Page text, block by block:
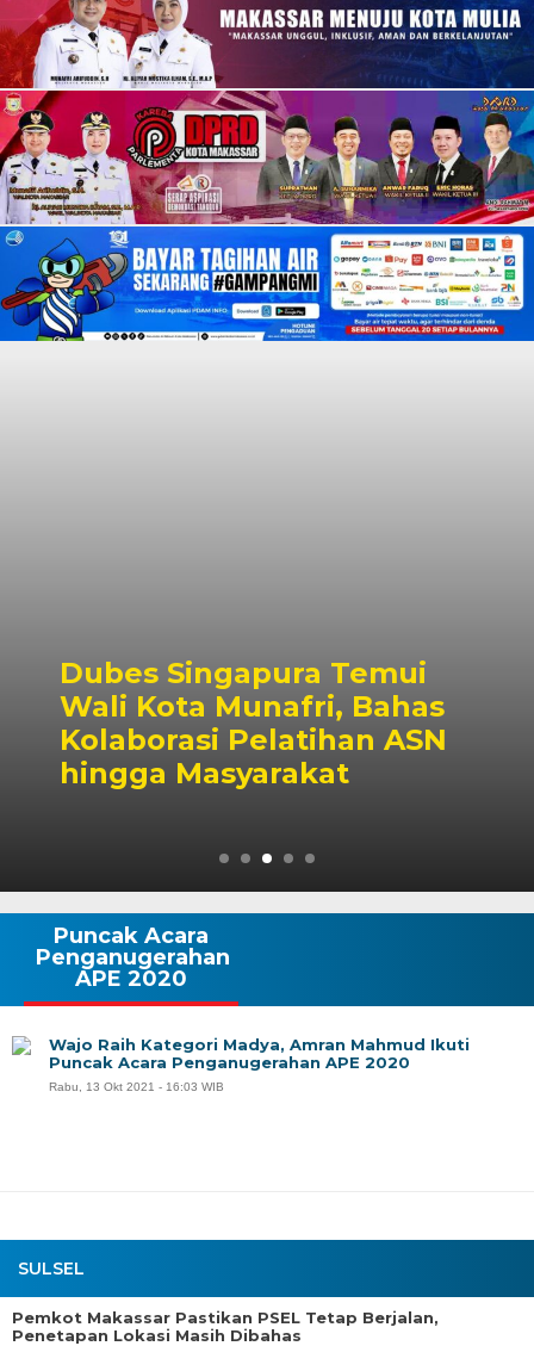
Dubes Singapura Temui
Wali Kota Munafri, Bahas
Kolaborasi Pelatihan ASN
hingga Masyarakat
SULSEL
Pemkot Makassar Pastikan PSEL Tetap Berjalan,
Penetapan Lokasi Masih Dibahas
Puncak Acara
Penganugerahan
APE 2020
Wajo Raih Kategori Madya, Amran Mahmud Ikuti
Puncak Acara Penganugerahan APE 2020
Rabu, 13 Okt 2021 - 16:03 WIB